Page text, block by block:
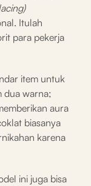
Itulah
para pekerja
item untuk
dua warna;
aura
biasanya
karena
ini juga bisa